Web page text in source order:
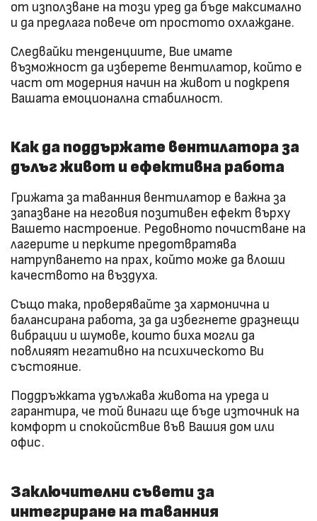
от използване на този уред да бъде максимално
и да предлага повече от простото охлаждане.
Следвайки тенденциите, Вие имате
възможност да изберете вентилатор, който е
част от модерния начин на живот и подкрепя
Вашата емоционална стабилност.
Как да поддържате вентилатора за
дълъг живот и ефективна работа
Грижата за таванния вентилатор е важна за
запазване на неговия позитивен ефект върху
Вашето настроение. Редовното почистване на
лагерите и перките предотвратява
натрупването на прах, който може да влоши
качеството на въздуха.
Също така, проверявайте за хармонична и
балансирана работа, за да избегнете дразнещи
вибрации и шумове, които биха могли да
повлияят негативно на психическото Ви
състояние.
Поддръжката удължава живота на уреда и
гарантира, че той винаги ще бъде източник на
комфорт и спокойствие във Вашия дом или
офис.
Заключителни съвети за
интегриране на таванния